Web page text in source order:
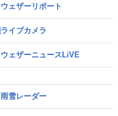
ウェザーリポート
ライブカメラ
ウェザーニュースLiVE
雨雪レーダー